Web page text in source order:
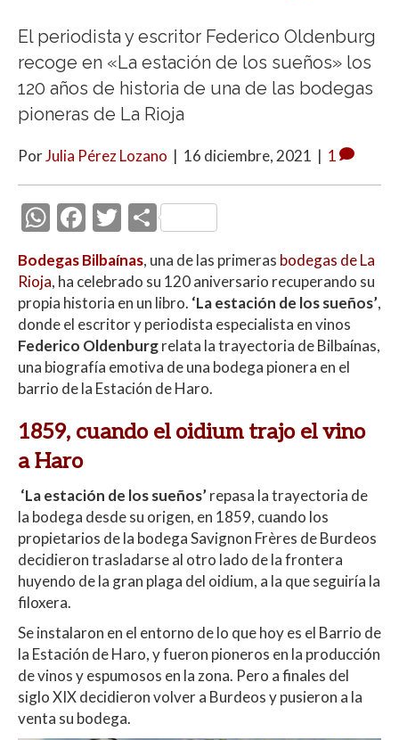
El periodista y escritor Federico Oldenburg
recoge en «La estación de los sueños» los
120 años de historia de una de las bodegas
pioneras de La Rioja
PorJulia Pérez Lozano | 16 diciembre, 2021 | 1
W
at
s
A
p
p
F
ac
e
b
o
o
k
T
itt
er
C
m
p
ar
ti
r
Bodegas Bilbaínas, una de las primeras bodegas de La
Rioja, ha celebrado su 120 aniversario recuperando su
propia historia en un libro. ‘La estación de los sueños’,
donde el escritor y periodista especialista en vinos
Federico Oldenburgrelata la trayectoria de Bilbaínas,
una biografía emotiva de una bodega pionera en el
barrio de la Estación de Haro.
1859, cuando el oidium trajo el vino
a Haro
‘La estación de los sueños’repasa la trayectoria de
la bodega desde su origen, en 1859, cuando los
propietarios de la bodega Savignon Frères de Burdeos
decidieron trasladarse al otro lado de la frontera
huyendo de la gran plaga del oidium, a la que seguiría la
filoxera.
Se instalaron en el entorno de lo que hoy es el Barrio de
la Estación de Haro, y fueron pioneros en la producción
de vinos y espumosos en la zona. Pero a finales del
siglo XIX decidieron volver a Burdeos y pusieron a la
venta su bodega.